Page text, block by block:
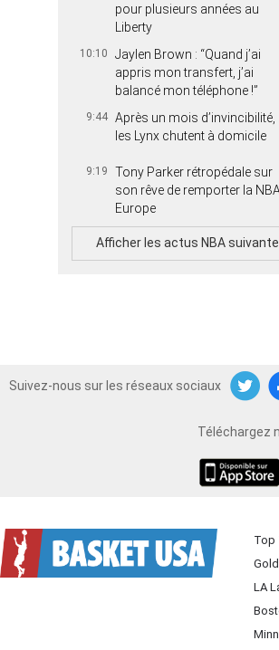
pour plusieurs années au
Liberty
10:10
Jaylen Brown : “Quand j’ai
appris mon transfert, j’ai
balancé mon téléphone !”
9:44 Après un mois d’invincibilité,
les Lynx chutent à domicile
9:19
Tony Parker rétropédale sur
son rêve de remporter la
Europe
Afficher les actus NBA
Suivez-nous sur les réseaux sociaux
TwitterFacebook
Téléchargez
Top
LA